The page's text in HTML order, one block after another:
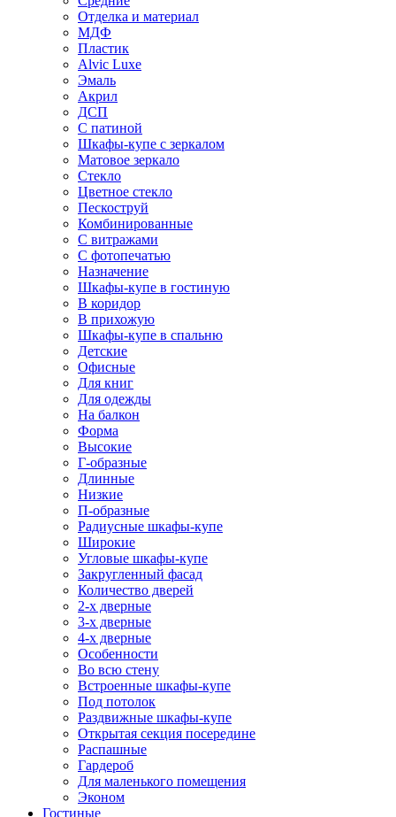
Отделка и материал
МДФ
Пластик
Alvic Luxe
Эмаль
Акрил
ДСП
С патиной
Шкафы-купе с зеркалом
Матовое зеркало
Стекло
Цветное стекло
Пескоструй
Комбинированные
С витражами
С фотопечатью
Назначение
Шкафы-купе в гостиную
В коридор
В прихожую
Шкафы-купе в спальню
Детские
Офисные
Для книг
Для одежды
На балкон
Форма
Высокие
Г-образные
Длинные
Низкие
П-образные
Радиусные шкафы-купе
Широкие
Угловые шкафы-купе
Закругленный фасад
Количество дверей
2-х дверные
3-х дверные
4-х дверные
Особенности
Во всю стену
Встроенные шкафы-купе
Под потолок
Раздвижные шкафы-купе
Открытая секция посередине
Распашные
Гардероб
Для маленького помещения
Эконом
Гостиные